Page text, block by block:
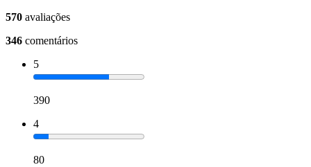
570 avaliações
346 comentários
5
390
4
80